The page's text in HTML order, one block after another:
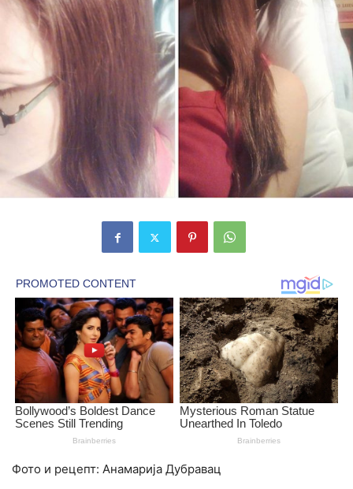
Фото и рецепт: Анамарија Дубравац